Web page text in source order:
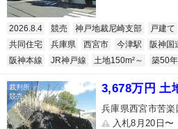
2026.8.4 競売 神戸地裁尼崎支部 戸建て
共同住宅
兵庫県 西宮市 今津駅 阪神国
阪神本線
JR神戸線 土地150m²～ 築50年
3,678万円 土
兵庫県西宮市苦楽
入札8月20日〜